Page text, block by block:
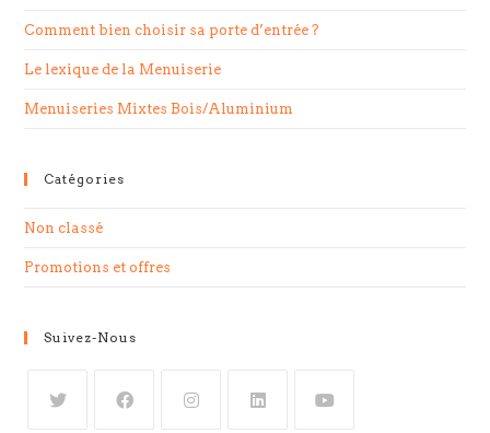
Comment bien choisir sa porte d’entrée ?
Le lexique de la Menuiserie
Menuiseries Mixtes Bois/Aluminium
Catégories
Non classé
Promotions et offres
Suivez-Nous